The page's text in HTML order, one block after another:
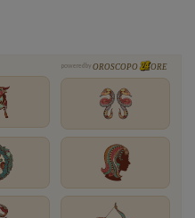
powered by OROSCOPO ORE